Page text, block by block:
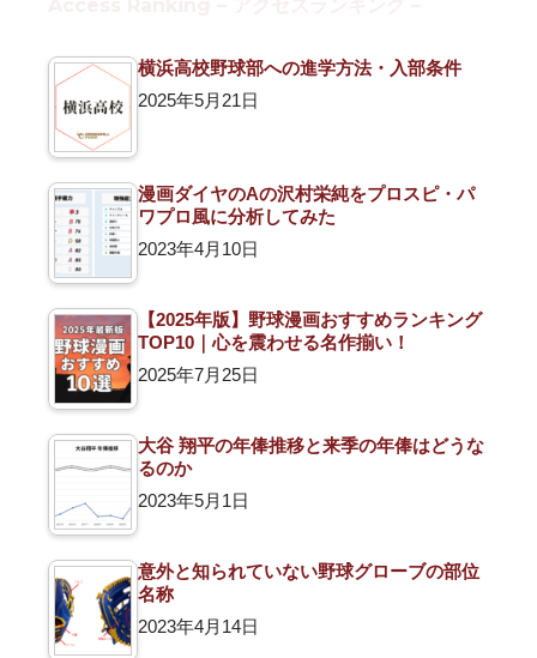
横浜高校野球部への進学方法・入部条件
2025年5月21日
漫画ダイヤのAの沢村栄純をプロスピ・パ
ワプロ風に分析してみた
2023年4月10日
【2025年版】野球漫画おすすめランキング
TOP10｜心を震わせる名作揃い！
2025年7月25日
大谷 翔平の年俸推移と来季の年俸はどうな
るのか
2023年5月1日
意外と知られていない野球グローブの部位
名称
2023年4月14日